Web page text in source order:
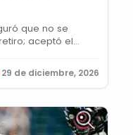
que no se
aceptó el...
29 de diciembre, 2026